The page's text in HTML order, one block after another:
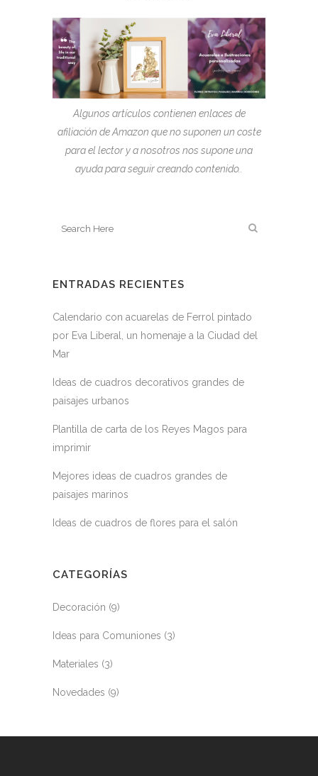
Algunos artículos contienen enlaces de
afiliación de Amazon que no suponen un coste
para el lector y a nosotros nos supone una
ayuda para seguir creando contenido..
ENTRADAS RECIENTES
Calendario con acuarelas de Ferrol pintado
por Eva Liberal, un homenaje a la Ciudad del
Mar
Ideas de cuadros decorativos grandes de
paisajes urbanos
Plantilla de carta de los Reyes Magos para
imprimir
Mejores ideas de cuadros grandes de
paisajes marinos
Ideas de cuadros de flores para el salón
CATEGORÍAS
Decoración (9)
Ideas para Comuniones (3)
Materiales (3)
Novedades (9)